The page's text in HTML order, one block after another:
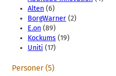
Alten (6)
BorgWarner (2)
E.on (89)
Kockums (19)
Uniti (17)
Personer (5)